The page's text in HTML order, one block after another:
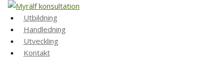
Skip
content
Utbildning
Handledning
Utveckling
Kontakt